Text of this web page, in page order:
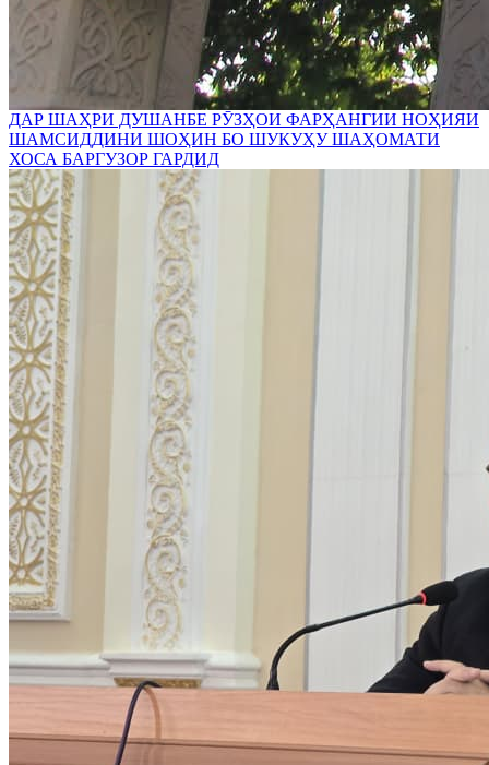
ДАР ШАҲРИ ДУШАНБЕ РӮЗҲОИ ФАРҲАНГИИ НОҲИЯИ
ШАМСИДДИНИ ШОҲИН БО ШУКУҲУ ШАҲОМАТИ
ХОСА БАРГУЗОР ГАРДИД